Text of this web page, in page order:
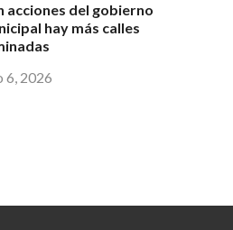
acciones del gobierno
hay más calles
6, 2026